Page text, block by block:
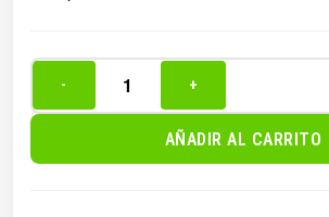
ESTRELLA
- +
AÑADIR AL CARRITO